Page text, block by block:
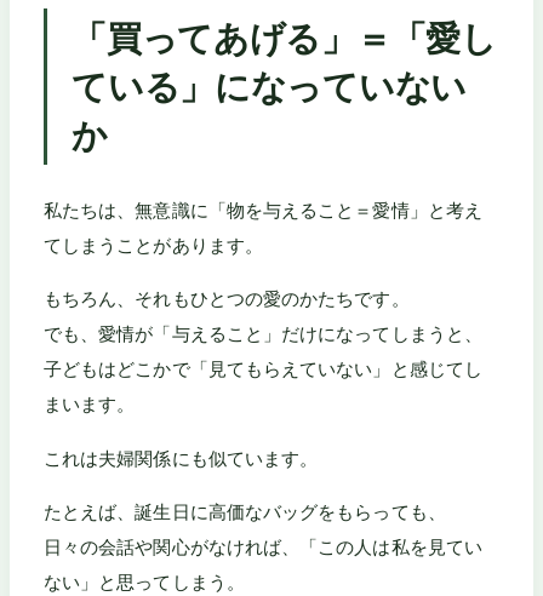
「買ってあげる」＝「愛し
ている」になっていない
か
私たちは、無意識に「物を与えること＝愛情」と考え
てしまうことがあります。
もちろん、それもひとつの愛のかたちです。
でも、愛情が「与えること」だけになってしまうと、
子どもはどこかで「見てもらえていない」と感じてし
まいます。
これは夫婦関係にも似ています。
たとえば、誕生日に高価なバッグをもらっても、
日々の会話や関心がなければ、「この人は私を見てい
ない」と思ってしまう。